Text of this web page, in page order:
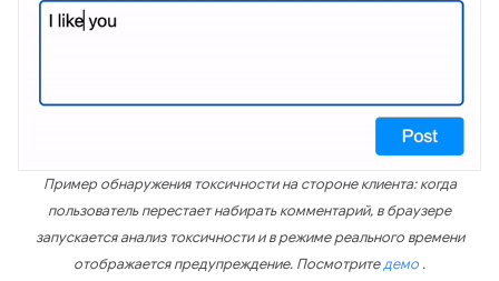
Пример обнаружения токсичности на стороне клиента: когда
пользователь перестает набирать комментарий, в браузере
запускается анализ токсичности и в режиме реального времени
отображается предупреждение. Посмотритедемо .